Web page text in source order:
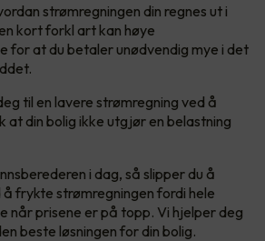
strømregningen din regnes ut i
kort forkl art kan høye
for at du betaler unødvendig mye i det
til en lavere strømregning ved å
at din bolig ikke utgjør en belastning
i dag, så slipper du å
frykte strømregningen fordi hele
når prisene er på topp. Vi hjelper deg
beste løsningen for din bolig.